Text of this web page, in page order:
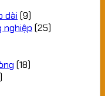
dài (9)
nghiệp (25)
(18)